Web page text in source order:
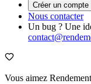
Créer un compte
Nous contacter
Un bug ? Une
Vous aimez